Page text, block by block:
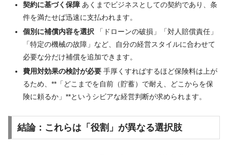
契約に基づく保障あくまでビジネスとしての契約であり、条
件を満たせば迅速に支払われます。
個別に補償内容を選択「ドローンの破損」「対人賠償責任」
「特定の機械の故障」など、自分の経営スタイルに合わせて
必要な分だけ補償を追加できます。
費用対効果の検討が必要手厚くすればするほど保険料は上が
るため、**「どこまでを自前（貯蓄）で耐え、どこからを保
険に頼るか」**というシビアな経営判断が求められます。
結論：これらは「役割」が異なる選択肢